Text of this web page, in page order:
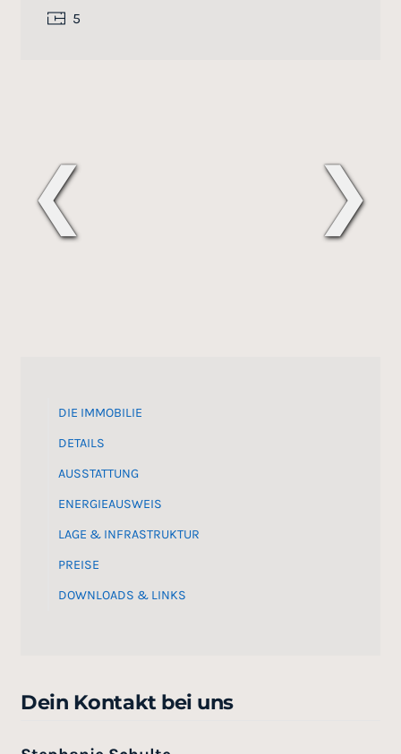
5
❮ ❯
DIE IMMOBILIE
DETAILS
AUSSTATTUNG
ENERGIEAUSWEIS
LAGE & INFRASTRUKTUR
PREISE
DOWNLOADS & LINKS
Dein Kontakt bei uns